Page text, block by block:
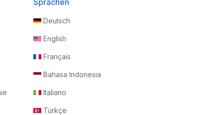
Sprachen
Deutsch
English
Français
Bahasa Indonesia
Italiano
Türkçe